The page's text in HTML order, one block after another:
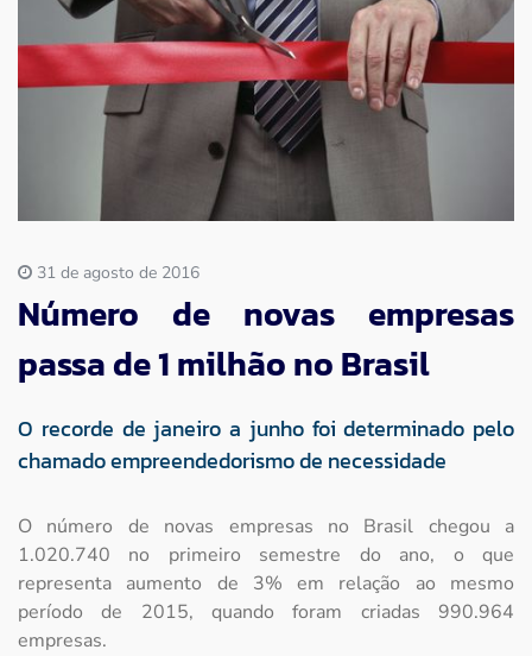
Imprensa
Contato
31 de agosto de 2016
Número de novas empresas
passa de 1 milhão no Brasil
O recorde de janeiro a junho foi determinado pelo
chamado empreendedorismo de necessidade
O número de novas empresas no Brasil chegou a
1.020.740 no primeiro semestre do ano, o que
representa aumento de 3% em relação ao mesmo
período de 2015, quando foram criadas 990.964
empresas.